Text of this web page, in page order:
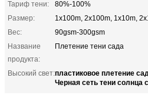
Тариф тени:
80%-100%
Размер:
1x100m, 2x100m, 1x10m,
Вес:
90gsm-300gsm
Название
продукта:
Плетение тени сада
Высокий свет:пластиковое плетение
Черная сеть тени солнца